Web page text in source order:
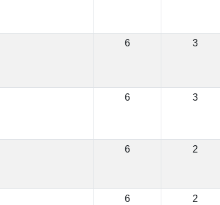
6 3
6 3
6 2
6 2